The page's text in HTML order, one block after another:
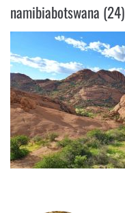
namibiabotswana (24)